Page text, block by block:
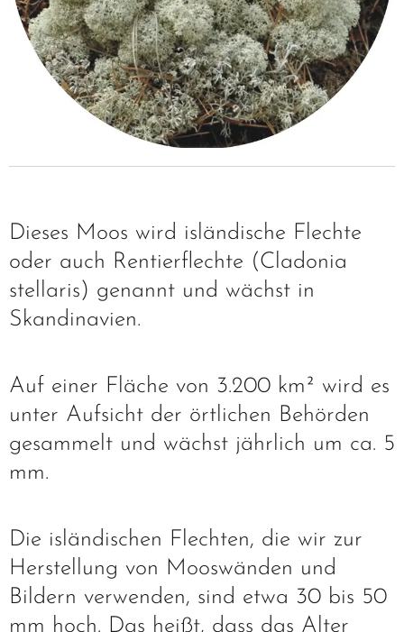
Dieses Moos wird isländische Flechte
oder auch Rentierflechte (Cladonia
stellaris) genannt und wächst in
Skandinavien.
Auf einer Fläche von 3.200 km² wird es
unter Aufsicht der örtlichen Behörden
gesammelt und wächst jährlich um ca. 5
mm.
Die isländischen Flechten, die wir zur
Herstellung von Mooswänden und
Bildern verwenden, sind etwa 30 bis 50
mm hoch. Das heißt, dass das Alter